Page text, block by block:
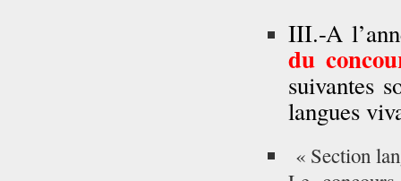
III.-A
du
suivantes
langues
« Section